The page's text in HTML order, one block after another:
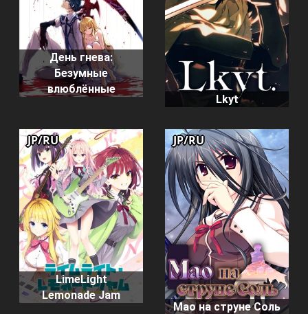
День гнева:
Безумные
влюблённые
Lkyt
LimeLight
Lemonade Jam
JP/RU
Мао на струне Соль
JP/RU